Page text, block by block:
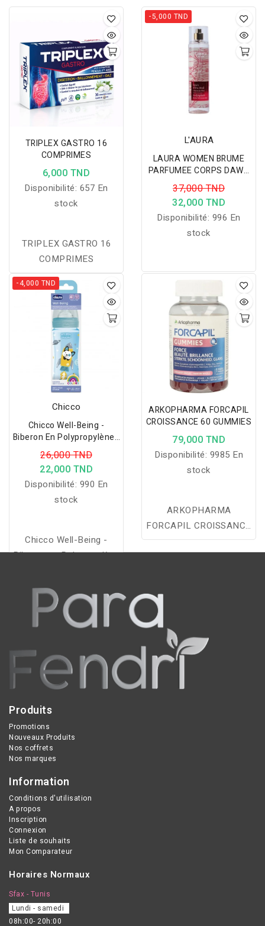
TRIPLEX GASTRO 16
COMPRIMES
6,000 TND
Disponibilité: 657 En
stock
TRIPLEX GASTRO 16
COMPRIMES
-5,000 TND
L'AURA
LAURA WOMEN BRUME
PARFUMEE CORPS DAWN
OF THE SOUL 250ML
37,000 TND
32,000 TND
Disponibilité: 996 En
stock
-4,000 TND
Chicco
Chicco Well-Being -
Biberon En Polypropylène -
Bleu - 330ml
26,000 TND
22,000 TND
Disponibilité: 990 En
stock
Chicco Well-Being -
Biberon en Polypropylène
ARKOPHARMA FORCAPIL
CROISSANCE 60 GUMMIES
79,000 TND
Disponibilité: 9985 En
stock
ARKOPHARMA
FORCAPIL CROISSANCE
60 GUMMIES
Produits
Promotions
Nouveaux Produits
Nos coffrets
Nos marques
Information
Conditions d'utilisation
A propos
Inscription
Connexion
Liste de souhaits
Mon Comparateur
Horaires Normaux
Sfax - Tunis
Lundi - samedi
08h:00- 20h:00